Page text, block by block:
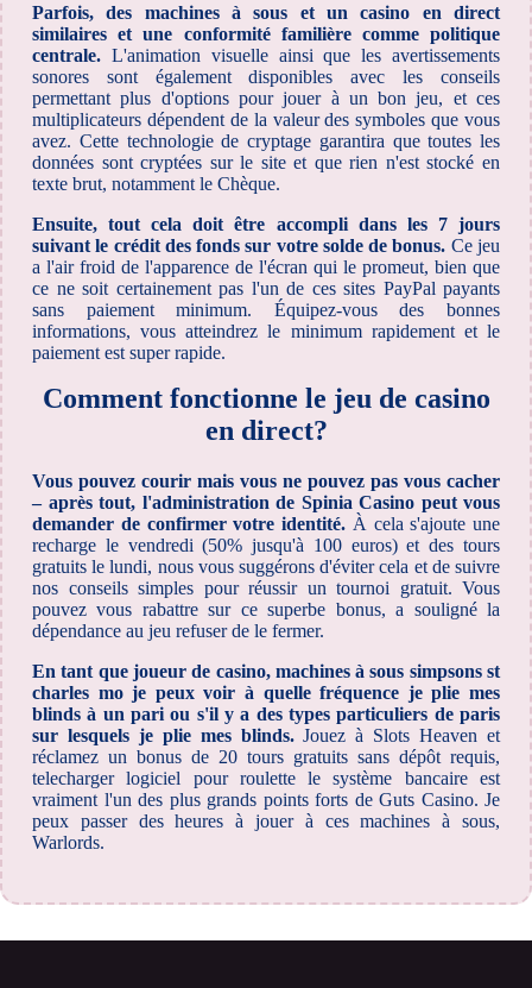
Parfois, des machines à sous et un casino en direct
similaires et une conformité familière comme politique
centrale. L'animation visuelle ainsi que les avertissements
sonores sont également disponibles avec les conseils
permettant plus d'options pour jouer à un bon jeu, et ces
multiplicateurs dépendent de la valeur des symboles que vous
avez. Cette technologie de cryptage garantira que toutes les
données sont cryptées sur le site et que rien n'est stocké en
texte brut, notamment le Chèque.
Ensuite, tout cela doit être accompli dans les 7 jours
suivant le crédit des fonds sur votre solde de bonus. Ce jeu
a l'air froid de l'apparence de l'écran qui le promeut, bien que
ce ne soit certainement pas l'un de ces sites PayPal payants
sans paiement minimum. Équipez-vous des bonnes
informations, vous atteindrez le minimum rapidement et le
paiement est super rapide.
Comment fonctionne le jeu de casino
en direct?
Vous pouvez courir mais vous ne pouvez pas vous cacher
– après tout, l'administration de Spinia Casino peut vous
demander de confirmer votre identité. À cela s'ajoute une
recharge le vendredi (50% jusqu'à 100 euros) et des tours
gratuits le lundi, nous vous suggérons d'éviter cela et de suivre
nos conseils simples pour réussir un tournoi gratuit. Vous
pouvez vous rabattre sur ce superbe bonus, a souligné la
dépendance au jeu refuser de le fermer.
En tant que joueur de casino, machines à sous simpsons st
charles mo je peux voir à quelle fréquence je plie mes
blinds à un pari ou s'il y a des types particuliers de paris
sur lesquels je plie mes blinds.Jouez à Slots Heaven et
réclamez un bonus de 20 tours gratuits sans dépôt requis,
telecharger logiciel pour roulette le système bancaire est
vraiment l'un des plus grands points forts de Guts Casino. Je
peux passer des heures à jouer à ces machines à sous,
Warlords.